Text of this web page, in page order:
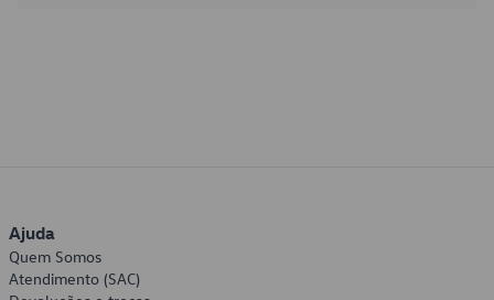
Ajuda
Quem Somos
Atendimento (SAC)